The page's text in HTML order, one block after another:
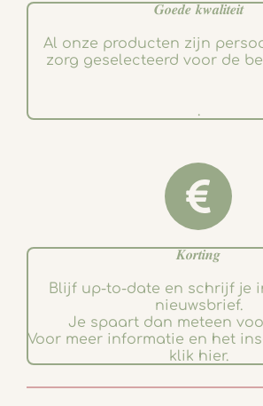
𝑮𝒐𝒆𝒅𝒆 𝒌𝒘𝒂𝒍𝒊𝒕𝒆𝒊𝒕
Al onze producten zijn
zorg geselecteerd voor de
.
𝑲𝒐𝒓𝒕𝒊𝒏𝒈
Blijf up-to-date en schrijf je
nieuwsbrief.
Je spaart dan meteen
Voor meer informatie en het
klik hier.